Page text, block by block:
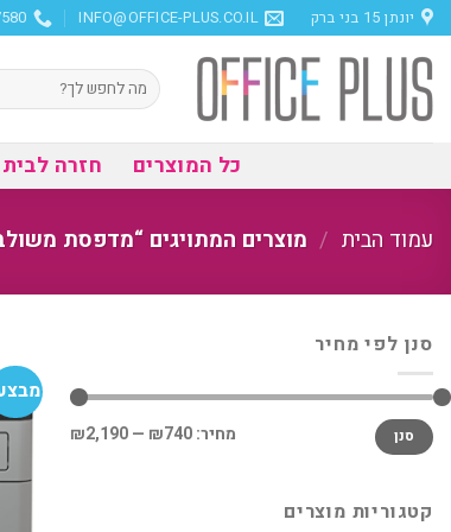
Skip
to
content
יונתן 15 בני ברק INFO@OFFICE-PLUS.CO.IL
חיפוש
עבור:
כל המוצרים חזרה
עמוד הבית / מוצרים המתויגים “מדפסת
סנן לפי מחיר
מחיר
מינימלי
מחיר
מקסימלי
סנן מחיר:₪740
—
₪2,190
קטגוריות מוצרים